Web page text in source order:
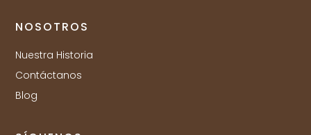
NOSOTROS
Nuestra Historia
Contáctanos
Blog